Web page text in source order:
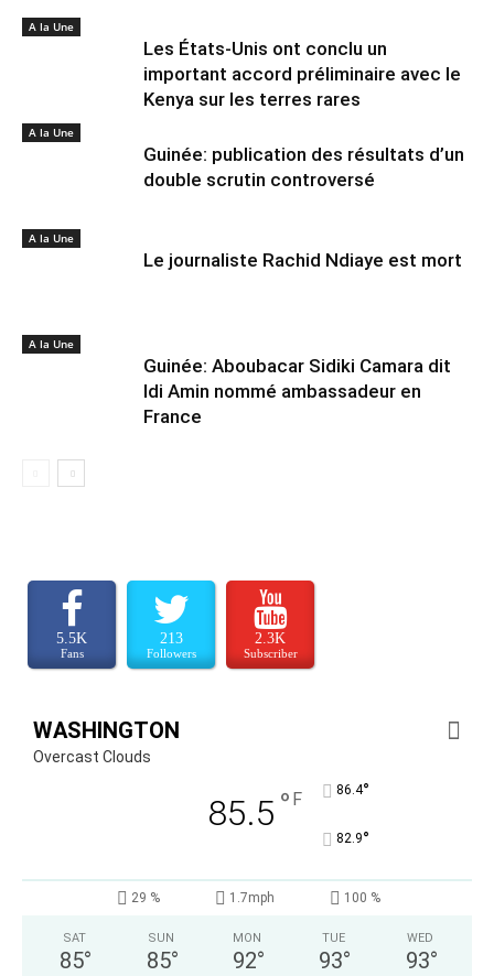
A la Une
Les États-Unis ont conclu un
important accord préliminaire avec le
Kenya sur les terres rares
A la Une
Guinée: publication des résultats d’un
double scrutin controversé
A la Une
Le journaliste Rachid Ndiaye est mort
A la Une
Guinée: Aboubacar Sidiki Camara dit
Idi Amin nommé ambassadeur en
France
5.5K
Fans
213
Followers
2.3K
Subscriber
WASHINGTON
Overcast Clouds
85.5 ° F 86.4°
82.9°
29 % 1.7mph 100 %
SAT
85°
SUN
85°
MON
92°
TUE
93°
WED
93°